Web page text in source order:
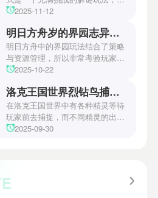
趣的玩家们可以继续留守鲶鱼网！
中第四关是许多玩家遇到困难的地
机关破谜范式第四关通关方法，助
玩家们能够顺利通关！有兴趣的玩
家们快来一起看看吧！
2025-11-12
明日方舟岁的界园志异攻略
明日方舟中的界园玩法结合了策略
与资源管理，所以非常考验玩家的
操作和规划能力。游戏里拥有先
丰富多样的角色体系足以满足不同
战术需求。电表倒转是界园中的核
心挑战之一，玩家需合理利用通宝
和特殊钱币进行资源转换。明日方
乐趣和探索深度，丰富了玩家的游
2025-10-22
洛克王国世界烈钻鸟捕捉地点
在洛克王国世界中有各种精灵等待
玩家前去捕捉，而不同精灵的出现
地点和捕捉方式也各不相同。有少
2025-09-30